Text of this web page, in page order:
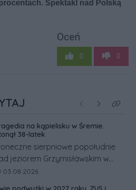
Oceń
0 0
Poprzednie
NastępneKliknij
na kąpielisku w Śremie.
38-latek
sierpniowe popołudnie
jeziorem Grzymisławskim w
śremskim zakończyło się
dodania artykułu:
03.08.2026